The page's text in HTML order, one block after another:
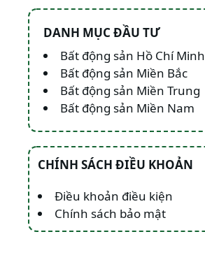
DANH MỤC ĐẦU TƯ
Bất động sản Hồ Chí Minh
Bất động sản Miền Bắc
Bất động sản Miền Trung
Bất động sản Miền Nam
CHÍNH SÁCH ĐIỀU KHOẢN
Điều khoản điều kiện
Chính sách bảo mật